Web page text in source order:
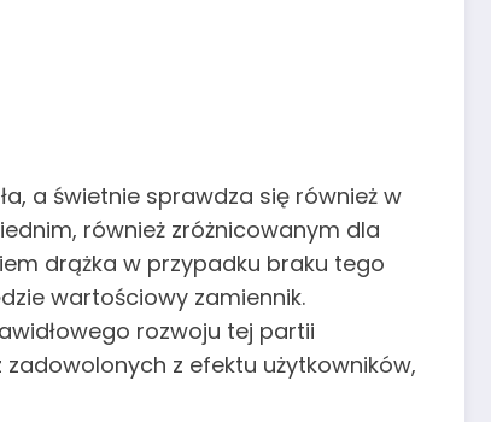
a świetnie sprawdza się również w
również zróżnicowanym dla
drążka w przypadku braku tego
wartościowy zamiennik.
rozwoju tej partii
z efektu użytkowników,